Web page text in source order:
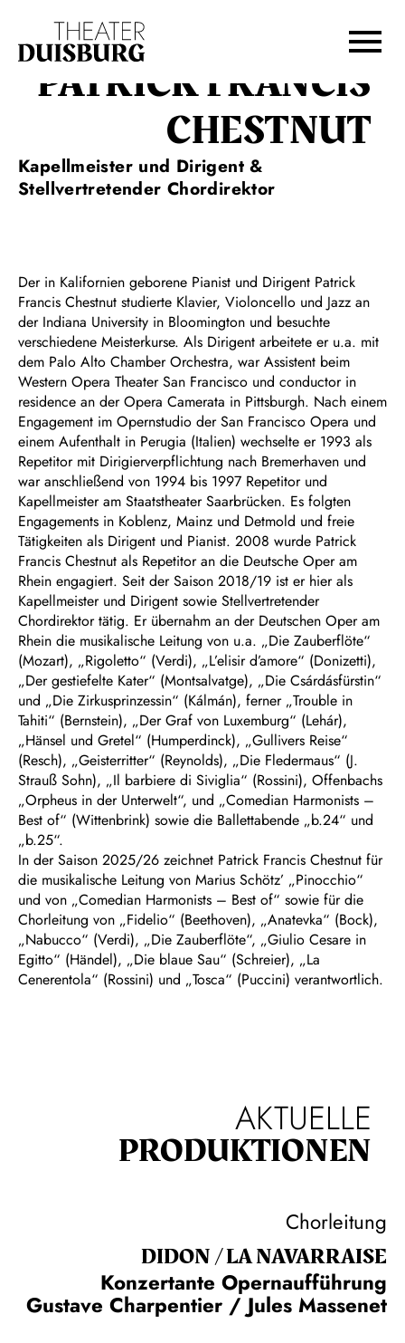
Zur Hauptnavigation springen
Zum Footer springen
PATRICK FRANCIS
CHESTNUT
Kapellmeister und Dirigent &
Stellvertretender Chordirektor
Der in Kalifornien geborene Pianist und Dirigent Patrick
Francis Chestnut studierte Klavier, Violoncello und Jazz an
der Indiana University in Bloomington und besuchte
verschiedene Meisterkurse. Als Dirigent arbeitete er u.a. mit
dem Palo Alto Chamber Orchestra, war Assistent beim
Western Opera Theater San Francisco und conductor in
residence an der Opera Camerata in Pittsburgh. Nach einem
Engagement im Opernstudio der San Francisco Opera und
einem Aufenthalt in Perugia (Italien) wechselte er 1993 als
Repetitor mit Dirigierverpflichtung nach Bremerhaven und
war anschließend von 1994 bis 1997 Repetitor und
Kapellmeister am Staatstheater Saarbrücken. Es folgten
Engagements in Koblenz, Mainz und Detmold und freie
Tätigkeiten als Dirigent und Pianist. 2008 wurde Patrick
Francis Chestnut als Repetitor an die Deutsche Oper am
Rhein engagiert. Seit der Saison 2018/19 ist er hier als
Kapellmeister und Dirigent sowie Stellvertretender
Chordirektor tätig. Er übernahm an der Deutschen Oper am
Rhein die musikalische Leitung von u.a. „Die Zauberflöte“
(Mozart), „Rigoletto“ (Verdi), „L’elisir d’amore“ (Donizetti),
„Der gestiefelte Kater“ (Montsalvatge), „Die Csárdásfürstin“
und „Die Zirkusprinzessin“ (Kálmán), ferner „Trouble in
Tahiti“ (Bernstein), „Der Graf von Luxemburg“ (Lehár),
„Hänsel und Gretel“ (Humperdinck), „Gullivers Reise“
(Resch), „Geisterritter“ (Reynolds), „Die Fledermaus“ (J.
Strauß Sohn), „Il barbiere di Siviglia“ (Rossini), Offenbachs
„Orpheus in der Unterwelt“, und „Comedian Harmonists –
Best of“ (Wittenbrink) sowie die Ballettabende „b.24“ und
„b.25“.
In der Saison 2025/26 zeichnet Patrick Francis Chestnut für
die musikalische Leitung von Marius Schötz’ „Pinocchio“
und von „Comedian Harmonists – Best of“ sowie für die
Chorleitung von „Fidelio“ (Beethoven), „Anatevka“ (Bock),
„Nabucco“ (Verdi), „Die Zauberflöte“, „Giulio Cesare in
Egitto“ (Händel), „Die blaue Sau“ (Schreier), „La
Cenerentola“ (Rossini) und „Tosca“ (Puccini) verantwortlich.
AKTUELLE
PRODUKTIONEN
Chorleitung
DIDON / LA NAVAR­RAISE
Konzertante Opernaufführung
Gustave Charpentier / Jules Massenet